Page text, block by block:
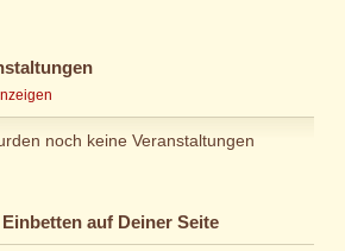
noch keine Veranstaltungen
auf Deiner Seite